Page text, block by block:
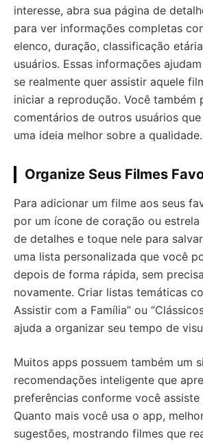
interesse, abra sua página de
para ver informações completas
elenco, duração, classificação
usuários. Essas informações
se realmente quer assistir aquele
iniciar a reprodução. Você também
comentários de outros usuários
uma ideia melhor sobre a qualidade.
Organize Seus Filmes
Para adicionar um filme aos seus
por um ícone de coração ou
de detalhes e toque nele para
uma lista personalizada que você
depois de forma rápida, sem
novamente. Criar listas temáticas
Assistir com a Família” ou
ajuda a organizar seu tempo de
Muitos apps possuem também um
recomendações inteligente que
preferências conforme você assiste
Quanto mais você usa o app,
sugestões, mostrando filmes que